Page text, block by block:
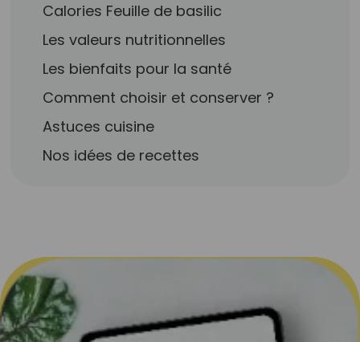
Calories Feuille de basilic
Les valeurs nutritionnelles
Les bienfaits pour la santé
Comment choisir et conserver ?
Astuces cuisine
Nos idées de recettes